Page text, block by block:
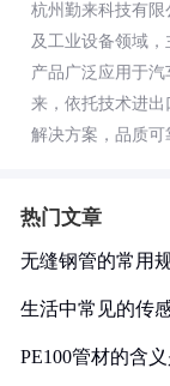
杭州勤来科技有
及工业设备领域，
产品广泛应用于
来，依托技术进
解决方案，品质可
热门文章
无缝钢管的常用
生活中常见的传
PE100管材的含